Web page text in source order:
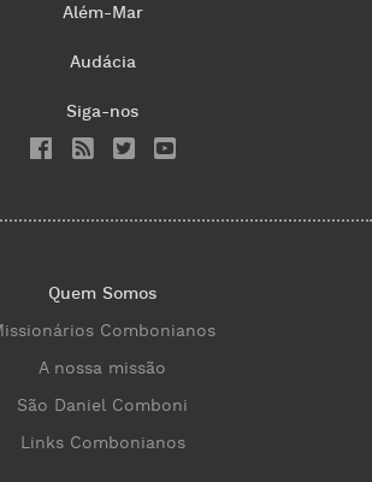
Além-Mar
Audácia
Siga-nos
Quem Somos
Combonianos
A nossa missão
São Daniel Comboni
Links Combonianos